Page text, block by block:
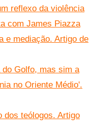
reflexo da violência
com James Piazza
e mediação. Artigo de
do Golfo, mas sim a
no Oriente Médio'.
dos teólogos. Artigo